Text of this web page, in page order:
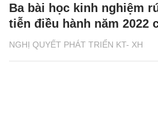
NGHỊ QUYẾT PHÁT TRIỂN KT- XH
Ba bài học kinh nghiệm
tiễn điều hành năm 2022